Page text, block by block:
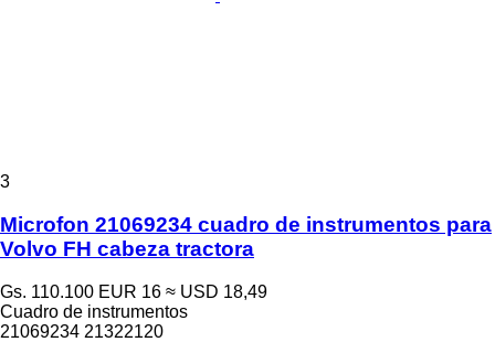
3
Microfon 21069234 cuadro de instrumentos para
Volvo FH cabeza tractora
Gs. 110.100 EUR 16 ≈ USD 18,49
Cuadro de instrumentos
21069234 21322120